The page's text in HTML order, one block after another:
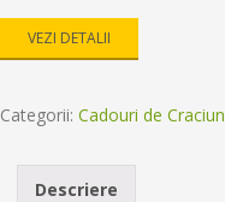
VEZI DETALII
Categorii: Cadouri de Craciun
Descriere